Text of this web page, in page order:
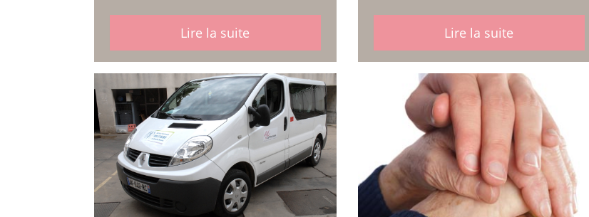
Lire la suite Lire la suite